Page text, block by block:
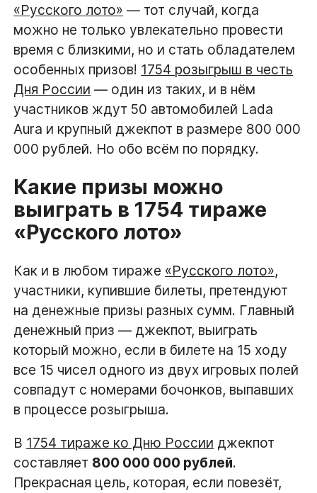
«Русского лото» — тот случай, когда
можно не только увлекательно провести
время с близкими, но и стать обладателем
особенных призов! 1754 розыгрыш в честь
Дня России — один из таких, и в нём
участников ждут 50 автомобилей Lada
Aura и крупный джекпот в размере 800 000
000 рублей. Но обо всём по порядку.
Какие призы можно
выиграть в 1754 тираже
«Русского лото»
Как и в любом тираже «Русского лото»,
участники, купившие билеты, претендуют
на денежные призы разных сумм. Главный
денежный приз — джекпот, выиграть
который можно, если в билете на 15 ходу
все 15 чисел одного из двух игровых полей
совпадут с номерами бочонков, выпавших
в процессе розыгрыша.
В 1754 тираже ко Дню России джекпот
составляет 800 000 000 рублей.
Прекрасная цель, которая, если повезёт,